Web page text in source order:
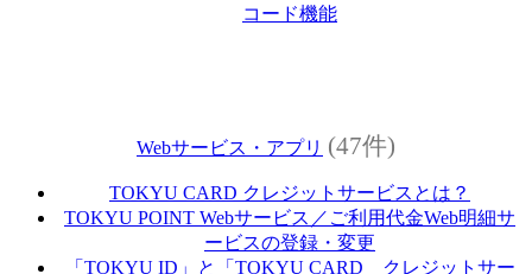
コード機能
Webサービス・アプリ (47件)
TOKYU CARD クレジットサービスとは？
TOKYU POINT Webサービス／ご利用代金Web明細サ
ービスの登録・変更
「TOKYU ID」と「TOKYU CARD クレジットサー